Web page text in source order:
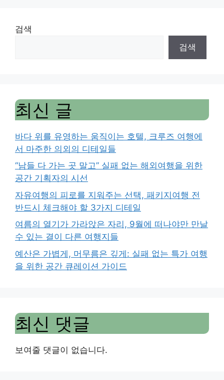
검색
검색
최신 글
바다 위를 유영하는 움직이는 호텔, 크루즈 여행에
서 마주한 의외의 디테일들
“남들 다 가는 곳 말고” 실패 없는 해외여행을 위한
공간 기획자의 시선
자유여행의 피로를 지워주는 선택, 패키지여행 전
반드시 체크해야 할 3가지 디테일
여름의 열기가 가라앉은 자리, 9월에 떠나야만 만날
수 있는 결이 다른 여행지들
예산은 가볍게, 머무름은 깊게: 실패 없는 특가 여행
을 위한 공간 큐레이션 가이드
최신 댓글
보여줄 댓글이 없습니다.